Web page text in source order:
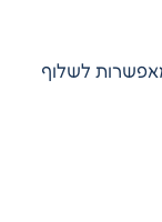
לשלוף